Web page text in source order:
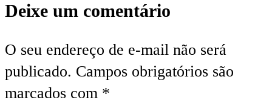
Deixe um comentário
O seu endereço de e-mail não será
publicado. Campos obrigatórios são
marcados com *